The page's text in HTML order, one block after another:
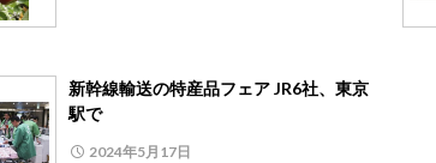
新幹線輸送の特産品フェア JR6社、東京
駅で
2024年5月17日